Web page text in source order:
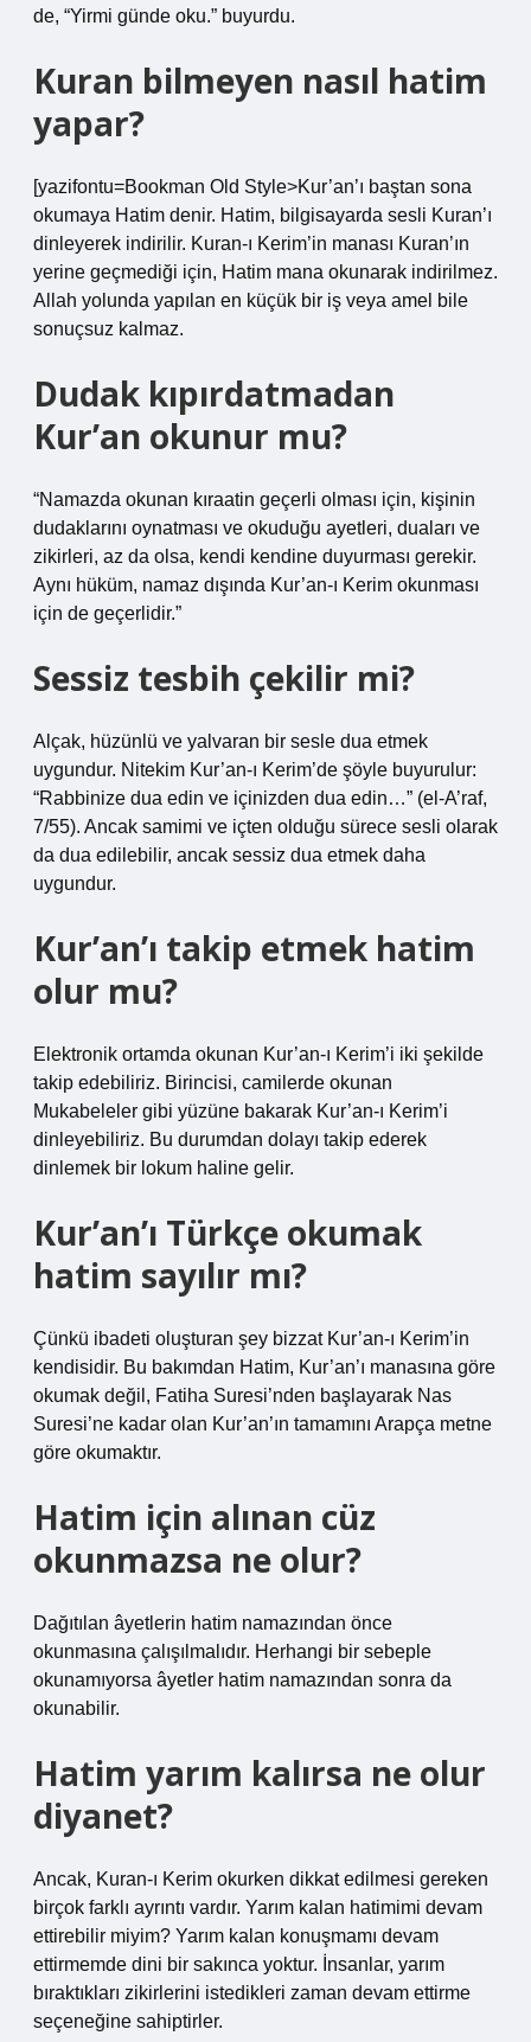
de, “Yirmi günde oku.” buyurdu.
Kuran bilmeyen nasıl hatim
yapar?
[yazifontu=Bookman Old Style>Kur’an’ı baştan sona
okumaya Hatim denir. Hatim, bilgisayarda sesli Kuran’ı
dinleyerek indirilir. Kuran-ı Kerim’in manası Kuran’ın
yerine geçmediği için, Hatim mana okunarak indirilmez.
Allah yolunda yapılan en küçük bir iş veya amel bile
sonuçsuz kalmaz.
Dudak kıpırdatmadan
Kur’an okunur mu?
“Namazda okunan kıraatin geçerli olması için, kişinin
dudaklarını oynatması ve okuduğu ayetleri, duaları ve
zikirleri, az da olsa, kendi kendine duyurması gerekir.
Aynı hüküm, namaz dışında Kur’an-ı Kerim okunması
için de geçerlidir.”
Sessiz tesbih çekilir mi?
Alçak, hüzünlü ve yalvaran bir sesle dua etmek
uygundur. Nitekim Kur’an-ı Kerim’de şöyle buyurulur:
“Rabbinize dua edin ve içinizden dua edin…” (el-A’raf,
7/55). Ancak samimi ve içten olduğu sürece sesli olarak
da dua edilebilir, ancak sessiz dua etmek daha
uygundur.
Kur’an’ı takip etmek hatim
olur mu?
Elektronik ortamda okunan Kur’an-ı Kerim’i iki şekilde
takip edebiliriz. Birincisi, camilerde okunan
Mukabeleler gibi yüzüne bakarak Kur’an-ı Kerim’i
dinleyebiliriz. Bu durumdan dolayı takip ederek
dinlemek bir lokum haline gelir.
Kur’an’ı Türkçe okumak
hatim sayılır mı?
Çünkü ibadeti oluşturan şey bizzat Kur’an-ı Kerim’in
kendisidir. Bu bakımdan Hatim, Kur’an’ı manasına göre
okumak değil, Fatiha Suresi’nden başlayarak Nas
Suresi’ne kadar olan Kur’an’ın tamamını Arapça metne
göre okumaktır.
Hatim için alınan cüz
okunmazsa ne olur?
Dağıtılan âyetlerin hatim namazından önce
okunmasına çalışılmalıdır. Herhangi bir sebeple
okunamıyorsa âyetler hatim namazından sonra da
okunabilir.
Hatim yarım kalırsa ne olur
diyanet?
Ancak, Kuran-ı Kerim okurken dikkat edilmesi gereken
birçok farklı ayrıntı vardır. Yarım kalan hatimimi devam
ettirebilir miyim? Yarım kalan konuşmamı devam
ettirmemde dini bir sakınca yoktur. İnsanlar, yarım
bıraktıkları zikirlerini istedikleri zaman devam ettirme
seçeneğine sahiptirler.